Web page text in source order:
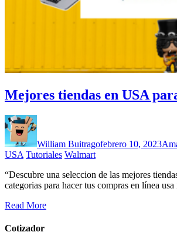
Mejores tiendas en USA
William Buitragofebrero 10, 2023
USA Tutoriales Walmart
“Descubre una seleccion de las mejores
categorias para hacer tus compras en línea
Read More
Cotizador